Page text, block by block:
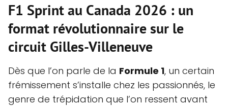
F1 Sprint au Canada 2026 : un
format révolutionnaire sur le
circuit Gilles-Villeneuve
Dès que l’on parle de la Formule 1, un certain
frémissement s’installe chez les passionnés, le
genre de trépidation que l’on ressent avant